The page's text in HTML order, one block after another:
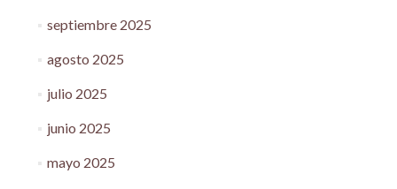
septiembre 2025
agosto 2025
julio 2025
junio 2025
mayo 2025